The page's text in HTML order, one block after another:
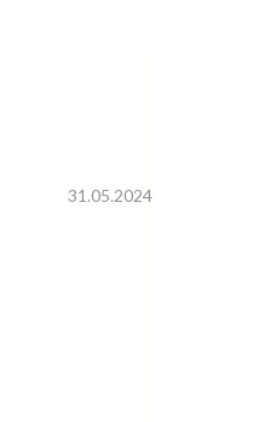
31.05.2024